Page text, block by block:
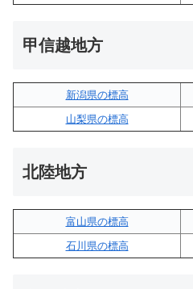
甲信越地方
新潟県の標高
山梨県の標高
北陸地方
富山県の標高
石川県の標高